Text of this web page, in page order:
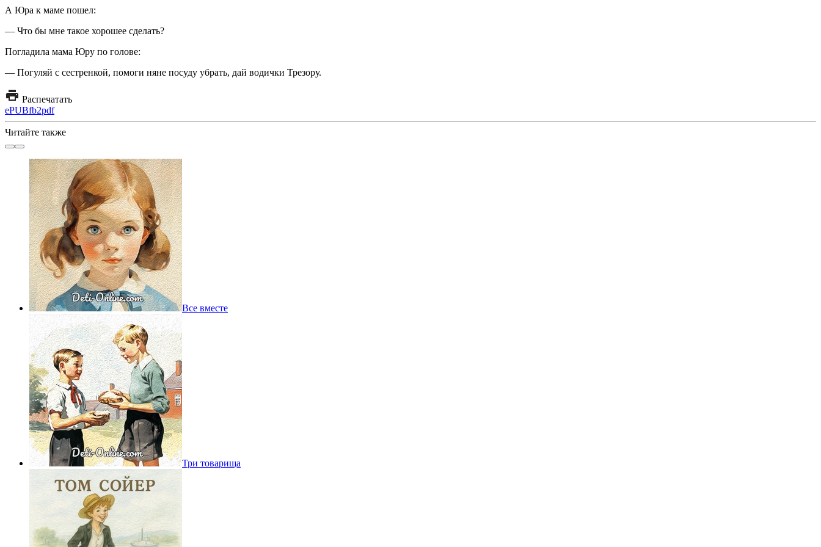
А Юра к маме пошел:
— Что бы мне такое хорошее сделать?
Погладила мама Юру по голове:
— Погуляй с сестренкой, помоги няне посуду убрать, дай водички Трезору.
Распечатать
ePUBfb2pdf
Читайте также
Все вместе
Три товарища